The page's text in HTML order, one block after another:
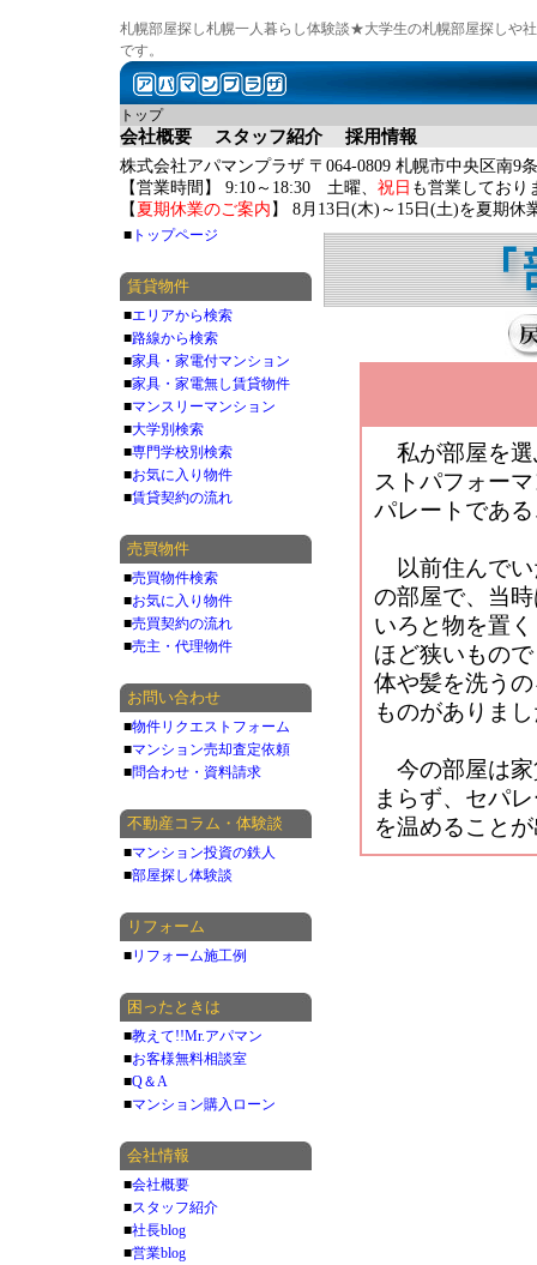
札幌部屋探し札幌一人暮らし体験談★大学生の札幌部屋探しや
です。
トップ
会社概要 スタッフ紹介 採用情報
株式会社アパマンプラザ 〒064-0809 札幌市中央区南9
【営業時間】 9:10～18:30 土曜、 祝日 も営業しており
【 夏期休業のご案内 】 8月13日(木)～15日(土)を夏期休
私が部屋を選
ストパフォー
パレートであ
以前住んでい
の部屋で、当
いろと物を置
ほど狭いもの
体や髪を洗う
ものがありま
今の部屋は家
まらず、セパ
を温めること
■ トップページ
賃貸物件
■エリアから検索
■路線から検索
■家具・家電付マンション
■家具・家電無し賃貸物件
■マンスリーマンション
■大学別検索
■専門学校別検索
■お気に入り物件
■賃貸契約の流れ
売買物件
■売買物件検索
■お気に入り物件
■売買契約の流れ
■売主・代理物件
お問い合わせ
■物件リクエストフォーム
■マンション売却査定依頼
■問合わせ・資料請求
不動産コラム・体験談
■マンション投資の鉄人
■部屋探し体験談
リフォーム
■リフォーム施工例
困ったときは
■教えて!!Mr.アパマン
■お客様無料相談室
■Q＆A
■マンション購入ローン
会社情報
■会社概要
■スタッフ紹介
■社長blog
■営業blog